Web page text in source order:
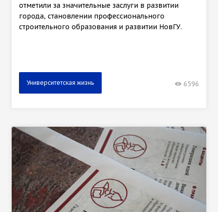
отметили за значительные заслуги в развитии
города, становлении профессионального
строительного образования и развитии НовГУ.
Университетская жизнь 6596